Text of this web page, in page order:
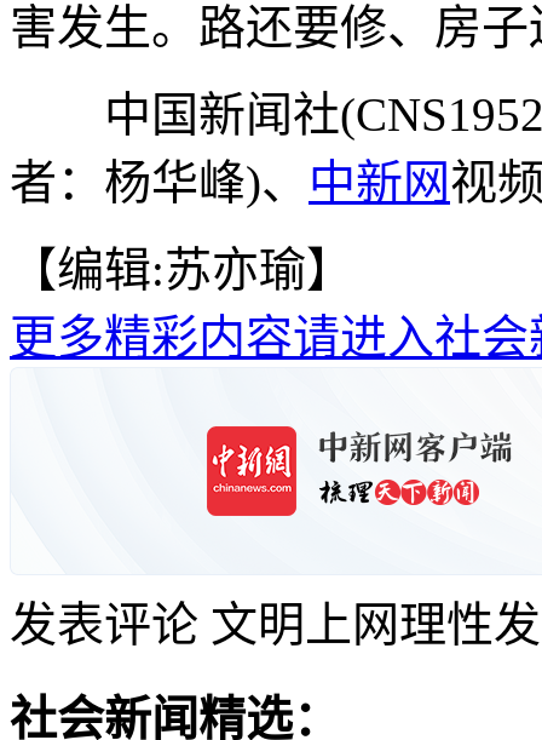
害发生。路还要修、房
中国新闻社
者：杨华峰)、 中新网视
【编辑:苏亦瑜】
更多精彩内容请进入社会
发表评论 文明上网理性
社会新闻精选：